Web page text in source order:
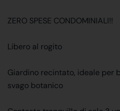
ZERO SPESE CONDOMINIALI!!
Libero al rogito
Giardino recintato, ideale per
svago botanico